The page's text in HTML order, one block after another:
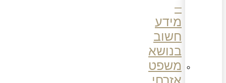
מידע
חשוב
בנושא
משפט
אזרחי